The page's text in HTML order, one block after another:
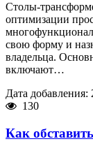
Столы-
оптимизации
свою форму и
владельца.
включают…
Дата добавления:
130
Как